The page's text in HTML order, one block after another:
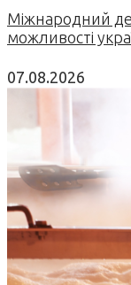
Міжнародний
можливості
07.08.2026